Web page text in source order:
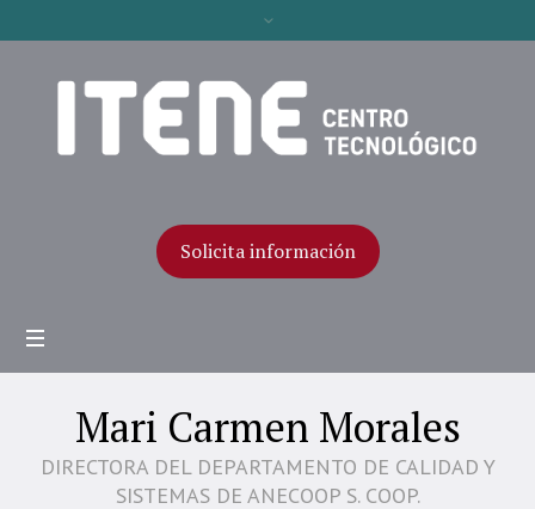
Solicita información
Mari Carmen Morales
DIRECTORA DEL DEPARTAMENTO DE CALIDAD Y
SISTEMAS DE ANECOOP S. COOP.